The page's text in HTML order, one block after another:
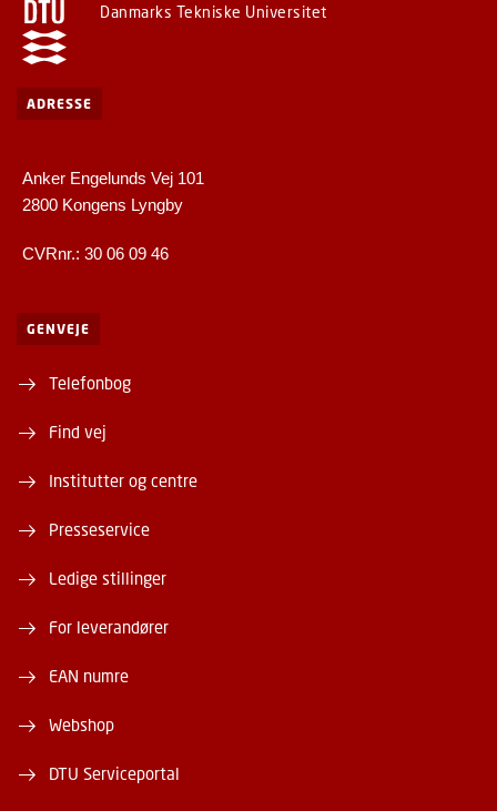
Danmarks Tekniske Universitet
ADRESSE
Anker Engelunds Vej 101
2800 Kongens Lyngby
CVRnr.: 30 06 09 46
GENVEJE
Telefonbog
Find vej
Institutter og centre
Presseservice
Ledige stillinger
For leverandører
EAN numre
Webshop
DTU Serviceportal